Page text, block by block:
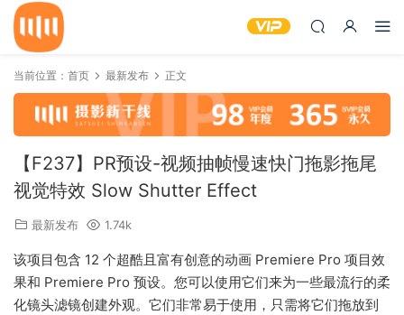
当前位置： 首页 最新发布 正文
【F237】PR预设-视频抽帧慢速快门拖影拖尾
视觉特效 Slow Shutter Effect
最新发布 1.74k
该项目包含 12 个超酷且富有创意的动画 Premiere Pro 项目效
果和 Premiere Pro 预设。您可以使用它们来为一些最流行的柔
化镜头滤镜创建外观。它们非常易于使用，只需将它们拖放到